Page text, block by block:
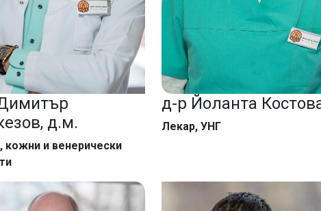
д.м.
кожни и венерически
д-р Йоланта
Лекар, УНГ